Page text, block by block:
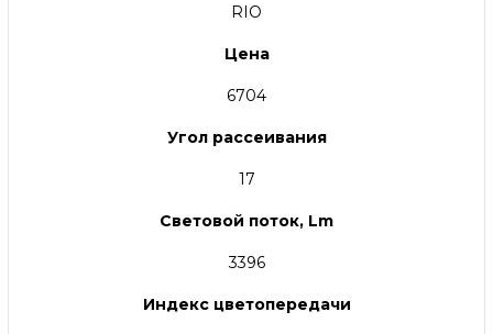
RIO
Цена
6704
Угол рассеивания
17
Световой поток, Lm
3396
Индекс цветопередачи